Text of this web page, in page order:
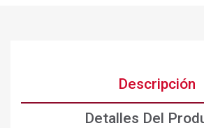
Descripción
Detalles Del